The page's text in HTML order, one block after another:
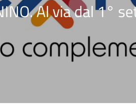
Al via dal 1°